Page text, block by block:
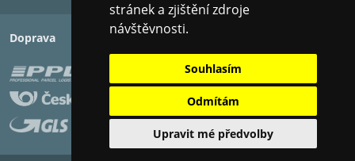
stránek a zjištění zdroje
návštěvnosti.
Souhlasím
Odmítám
Upravit mé předvolby
Doprava Platba